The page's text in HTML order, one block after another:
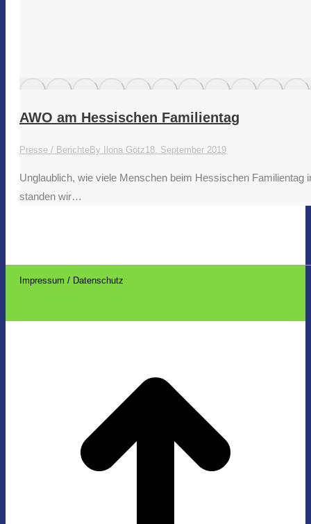
AWO am Hessischen Familientag
Presse / BerichteBy Ilona Götz18. September 2019
Unglaublich, wie viele Menschen beim Hessischen
standen wir…
Impressum / Datenschutz